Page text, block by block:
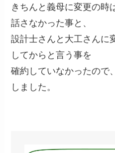
きちんと義母に変更の時
話さなかった事と、
設計士さんと大工さんに
してからと言う事を
確約していなかったので
しました。